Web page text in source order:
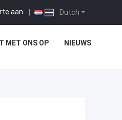
Dutch
aan |
MET ONS OP NIEUWS